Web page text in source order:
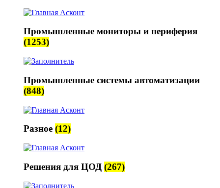
Промышленные мониторы и периферия
(1253)
Промышленные системы автоматизации
(848)
Разное (12)
Решения для ЦОД (267)